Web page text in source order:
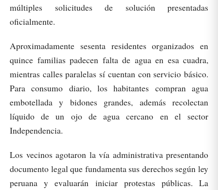
múltiples solicitudes de solución presentadas
oficialmente.
Aproximadamente sesenta residentes organizados en
quince familias padecen falta de agua en esa cuadra,
mientras calles paralelas sí cuentan con servicio básico.
Para consumo diario, los habitantes compran agua
embotellada y bidones grandes, además recolectan
líquido de un ojo de agua cercano en el sector
Independencia.
Los vecinos agotaron la vía administrativa presentando
documento legal que fundamenta sus derechos según ley
peruana y evaluarán iniciar protestas públicas. La